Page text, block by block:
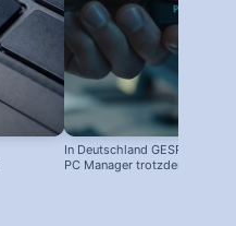
In Deutschland GESPERRT:
PC Manager trotzdem